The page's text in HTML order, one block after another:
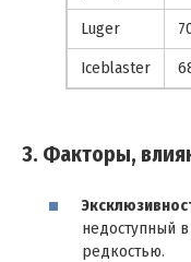
Luger
Iceblaster
3. Факторы,
недоступный
редкостью.